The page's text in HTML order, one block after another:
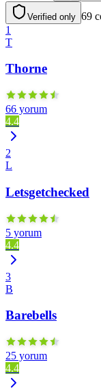
Verified only 69
1
T
Thorne
66 yorum
4.4
2
L
Letsgetchecked
5 yorum
4.4
3
B
Barebells
25 yorum
4.4